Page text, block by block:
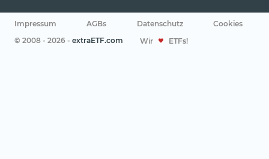
Impressum AGBs Datenschutz
Cookies
© 2008 - 2026 - extraETF.com Wir ETFs!